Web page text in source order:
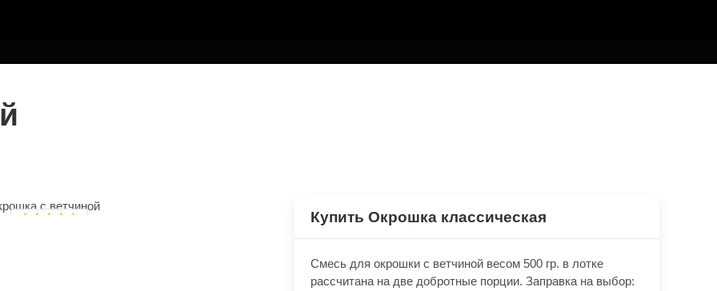
Купить Окрошка классическая
Смесь для окрошки с ветчиной весом ​500 гр. в лотке ​
рассчитана на две добротные порции. Заправка на выбор: